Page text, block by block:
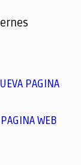
PAGINA
WEB